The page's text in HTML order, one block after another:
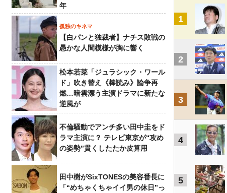
年
孤独のキネマ
【白パンと独裁者】ナチス敗戦の
愚かな人間模様が胸に響く
松本若菜「ジュラシック・ワール
ド」吹き替え《棒読み》論争再
燃…暗雲漂う主演ドラマに新たな
逆風が
不倫騒動でアンチ多い田中圭をド
ラマ主演に？ テレビ東京が“攻め
の姿勢”貫くしたたか皮算用
田中樹がSixTONESの美容番長に
「“めちゃくちゃイイ男の休日”っ
1
2
3
4
5